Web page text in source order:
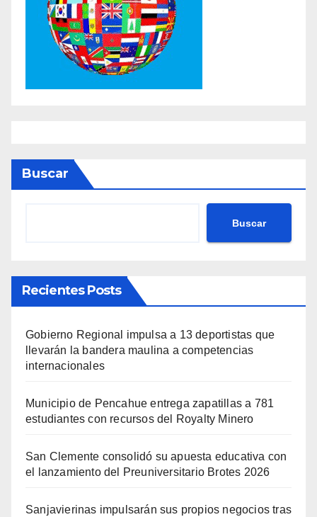
Buscar
Buscar
Recientes Posts
Gobierno Regional impulsa a 13 deportistas que
llevarán la bandera maulina a competencias
internacionales
Municipio de Pencahue entrega zapatillas a 781
estudiantes con recursos del Royalty Minero
San Clemente consolidó su apuesta educativa con
el lanzamiento del Preuniversitario Brotes 2026
Sanjavierinas impulsarán sus propios negocios tras